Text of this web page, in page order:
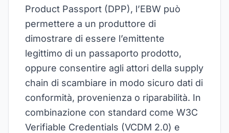
Product Passport (DPP), l’EBW può
permettere a un produttore di
dimostrare di essere l’emittente
legittimo di un passaporto prodotto,
oppure consentire agli attori della supply
chain di scambiare in modo sicuro dati di
conformità, provenienza o riparabilità. In
combinazione con standard come W3C
Verifiable Credentials (VCDM 2.0) e